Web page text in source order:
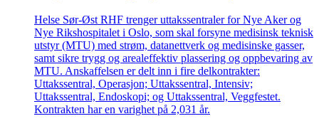
Helse Sør-Øst RHF trenger uttakssentraler for Nye Aker og
Nye Rikshospitalet i Oslo, som skal forsyne medisinsk teknisk
utstyr (MTU) med strøm, datanettverk og medisinske gasser,
samt sikre trygg og arealeffektiv plassering og oppbevaring av
MTU. Anskaffelsen er delt inn i fire delkontrakter:
Uttakssentral, Operasjon; Uttakssentral, Intensiv;
Uttakssentral, Endoskopi; og Uttakssentral, Veggfestet.
Kontrakten har en varighet på 2,031 år.